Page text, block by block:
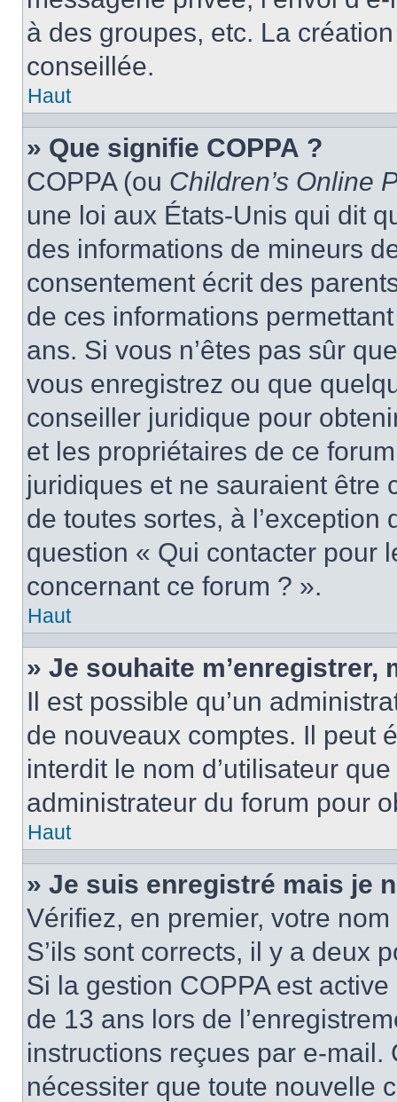
à des groupes, etc. La
conseillée.
Haut
» Que signifie COPPA ?
COPPA (ou Children’s Online
une loi aux États-Unis qui dit
des informations de mineurs
consentement écrit des
de ces informations
ans. Si vous n’êtes pas sûr
vous enregistrez ou que
conseiller juridique pour
et les propriétaires de ce
juridiques et ne sauraient être
de toutes sortes, à
question « Qui contacter pour
concernant ce forum ? ».
Haut
» Je souhaite m’enregistrer,
Il est possible qu’un
de nouveaux comptes. Il peut
interdit le nom d’utilisateur
administrateur du forum pour
Haut
» Je suis enregistré mais je
Vérifiez, en premier, votre
S’ils sont corrects, il y a deux
Si la gestion COPPA est
de 13 ans lors de
instructions reçues par e-
nécessiter que toute nouvelle